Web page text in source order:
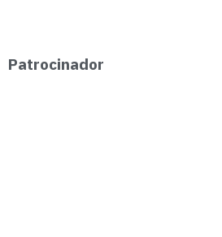
Patrocinador